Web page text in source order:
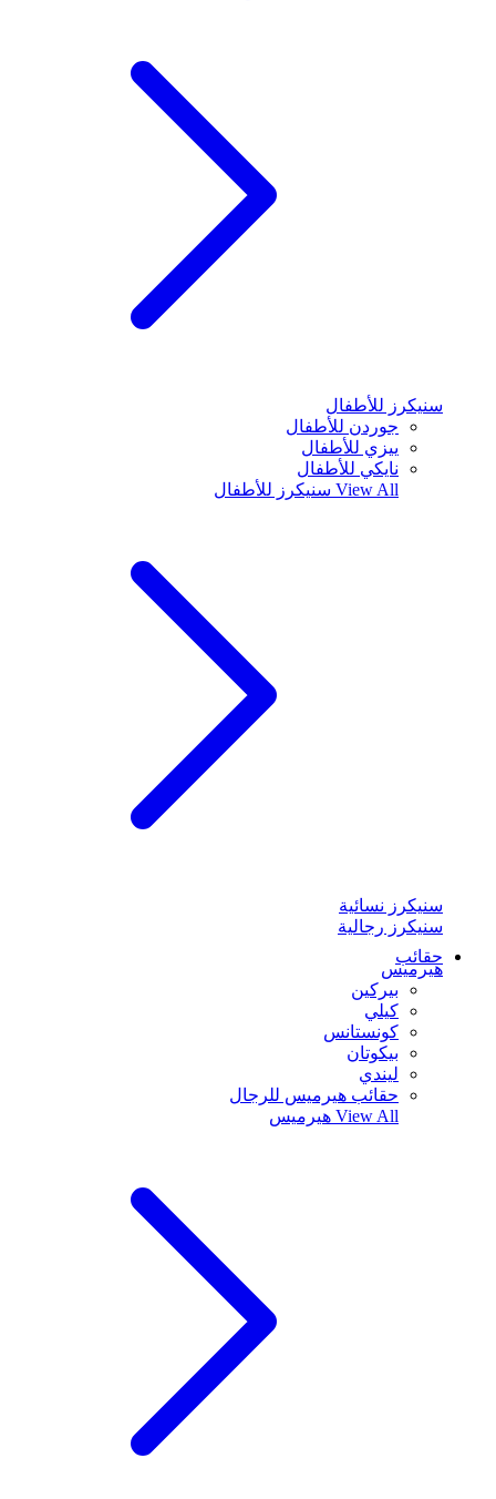
سنيكرز للأطفال
جوردن للأطفال
ييزي للأطفال
نايكي للأطفال
View All سنيكرز للأطفال
سنيكرز نسائية
سنيكرز رجالية
حقائب
هيرميس
بيركين
كيلي
كونستانس
بيكوتان
ليندي
حقائب هيرميس للرجال
View All هيرميس